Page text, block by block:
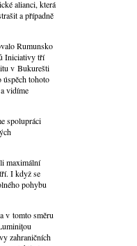
alianci, která
a případně
Rumunsko
Iniciativy tří
v Bukurešti
úspěch tohoto
vidíme
spolupráci
maximální
I když se
pohybu
v tomto směru
zahraničních